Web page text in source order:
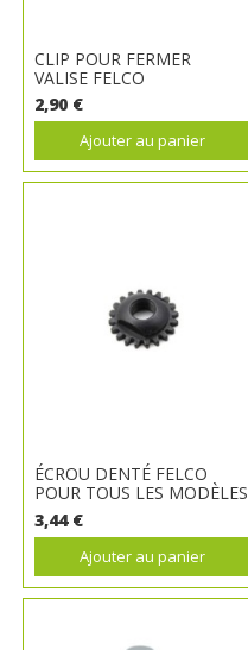
CLIP POUR FERMER
VALISE FELCO
2,90 €
Ajouter au panier
ÉCROU DENTÉ FELCO
POUR TOUS LES MODÈLES
3,44 €
Ajouter au panier